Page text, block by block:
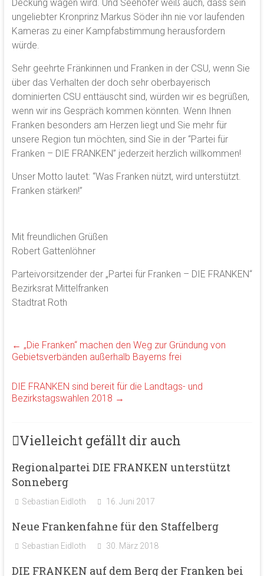
Deckung wagen wird. Und Seehofer weiß auch, dass sein
ungeliebter Kronprinz Markus Söder ihn nie vor laufenden
Kameras zu einer Kampfabstimmung herausfordern
würde.
Sehr geehrte Fränkinnen und Franken in der CSU, wenn Sie
über das Verhalten der doch sehr oberbayerisch
dominierten CSU enttäuscht sind, würden wir es begrüßen,
wenn wir ins Gespräch kommen könnten. Wenn Ihnen
Franken besonders am Herzen liegt und Sie mehr für
unsere Region tun möchten, sind Sie in der “Partei für
Franken – DIE FRANKEN” jederzeit herzlich willkommen!
Unser Motto lautet: “Was Franken nützt, wird unterstützt.
Franken stärken!”
Mit freundlichen Grüßen
Robert Gattenlöhner
Parteivorsitzender der „Partei für Franken – DIE FRANKEN“
Bezirksrat Mittelfranken
Stadtrat Roth
← „Die Franken“ machen den Weg zur Gründung von
Gebietsverbänden außerhalb Bayerns frei
DIE FRANKEN sind bereit für die Landtags- und
Bezirkstagswahlen 2018 →
Vielleicht gefällt dir auch
Regionalpartei DIE FRANKEN unterstützt
Sonneberg
Sebastian Eidloth 16. Juni 2017
Neue Frankenfahne für den Staffelberg
Sebastian Eidloth 30. März 2018
DIE FRANKEN auf dem Berg der Franken bei